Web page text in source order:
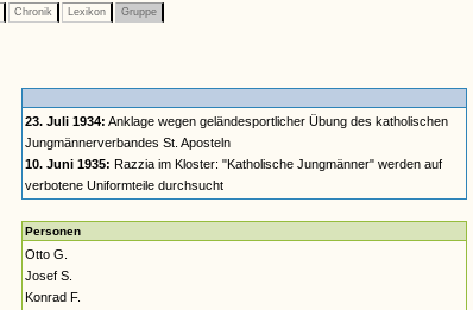
Chronik Lexikon Gruppe
23. Juli 1934: Anklage wegen geländesportlicher Übung des katholischen
Jungmännerverbandes St. Aposteln
10. Juni 1935: Razzia im Kloster: "Katholische Jungmänner" werden auf
verbotene Uniformteile durchsucht
Personen
Otto G.
Josef S.
Konrad F.